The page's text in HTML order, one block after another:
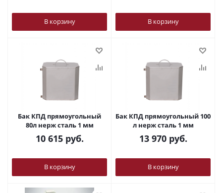
В корзину В корзину
Бак КПД прямоугольный
80л нерж сталь 1 мм
10 615руб.
В корзину
Бак КПД прямоугольный 100
л нерж сталь 1 мм
13 970руб.
В корзину